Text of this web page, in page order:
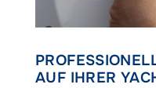
AUF IHRER